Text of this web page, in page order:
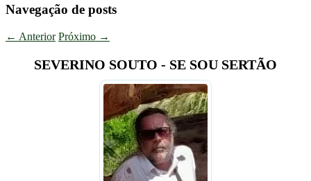
Navegação de posts
← Anterior Próximo →
SEVERINO SOUTO - SE SOU SERTÃO